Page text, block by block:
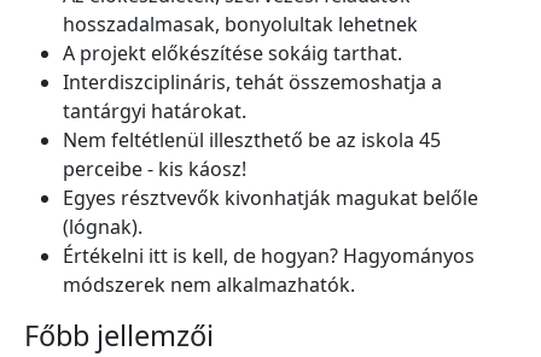
hosszadalmasak, bonyolultak lehetnek
A projekt előkészítése sokáig tarthat.
Interdiszciplináris, tehát összemoshatja a
tantárgyi határokat.
Nem feltétlenül illeszthető be az iskola 45
perceibe - kis káosz!
Egyes résztvevők kivonhatják magukat belőle
(lógnak).
Értékelni itt is kell, de hogyan? Hagyományos
módszerek nem alkalmazhatók.
Főbb jellemzői